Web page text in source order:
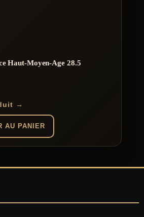
Haut-Moyen-Age 28.5
→
AU PANIER